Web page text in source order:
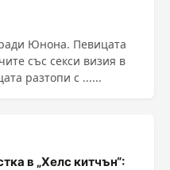
Юнона. Певицата
със секси визия в
Хубавицата разтопи с ......
в „Хелс китчън“: